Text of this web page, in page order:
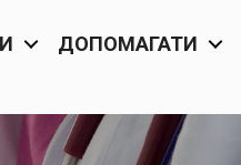
ДОПОМАГАТИ